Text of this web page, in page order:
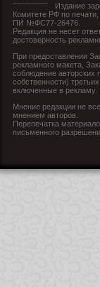
Издание
Комитете РФ по
ПИ №ФС77-26476.
Редакция не несет
достоверность
При предоставлении
рекламного макета,
соблюдение авторских
собственности)
включенные в рекламу.
Мнение редакции не
мнением авторов.
Перепечатка
письменного